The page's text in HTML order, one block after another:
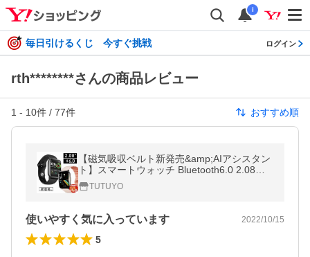
i
毎日引けるくじ 今すぐ挑戦 ログイン
rth********さんの商品レビュー
1 - 10件 / 77件 おすすめ順
【磁気吸収ベルト新発売&amp;AIアシスタン
ト】スマートウォッチ Bluetooth6.0 2.08イ
ンチ Bluetooth通話 IP68防水心拍計 歩数計
血圧測定血中酸素腕時計着信通知
TUTUYO
使いやすく気に入っています 2022/10/15
5